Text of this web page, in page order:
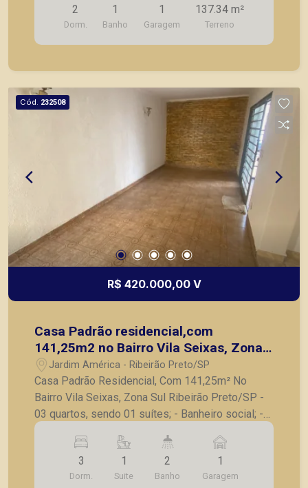
Piramid tem como objetivo atender seus clientes
com agilidade e segurança, em locação, vendas
de imóveis prontos, usados ou mesmo nos
2
Dorm.
1
Banho
1
Garagem
137.34 m²
Terreno
Cód. 232508
R$ 420.000,00 V
Casa Padrão residencial,com
141,25m2 no Bairro Vila Seixas, Zona
Sul Ribeirão Preto/SP
Jardim América - Ribeirão Preto/SP
Casa Padrão Residencial, Com 141,25m² No
Bairro Vila Seixas, Zona Sul Ribeirão Preto/SP -
03 quartos, sendo 01 suítes; - Banheiro social; -
Sala ampla; - Cozinha; - Área de serviço; - 01
vaga de garagem; A Piramid tem como objetivo
atender seus clientes com agilidade e segurança,
em locação, vendas de imóveis prontos, usados
3
Dorm.
1
Suite
2
Banho
1
Garagem